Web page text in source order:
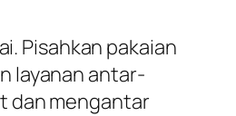
Pisahkan pakaian
layanan antar-
dan mengantar